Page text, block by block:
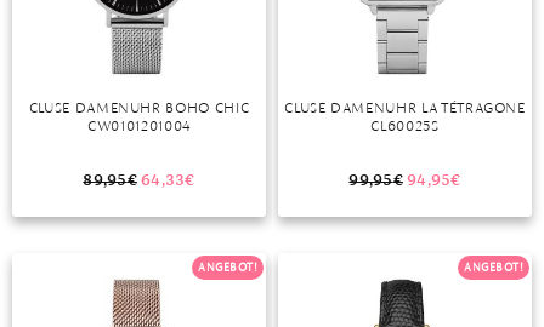
CLUSE DAMENUHR BOHO CHIC
CW0101201004
89,95€ 64,33€
CLUSE DAMENUHR LA TÉTRAGONE
CL60025S
99,95€ 94,95€
ANGEBOT! ANGEBOT!